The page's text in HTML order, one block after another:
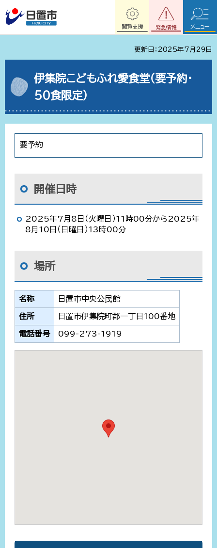
緊急情報
閲覧支援 メニュー
更新日：2025年7月29日
伊集院こどもふれ愛食堂（要予約・
50食限定）
要予約
開催日時
2025年7月8日（火曜日）11時00分から2025年
8月10日（日曜日）13時00分
場所
名称 日置市中央公民館
住所 日置市伊集院町郡一丁目100番地
電話番号 099-273-1919